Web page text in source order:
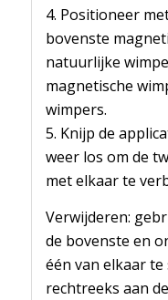
4. Positioneer
bovenste
natuurlijke
magnetische
wimpers.
5. Knijp de
weer los om de
met elkaar te
Verwijderen:
de bovenste en
één van elkaar
rechtreeks aan